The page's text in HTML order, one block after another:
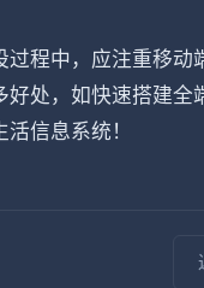
程中，应注重移动
处，如快速搭建全
信息系统！